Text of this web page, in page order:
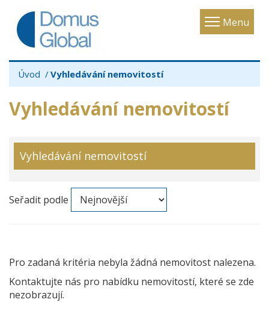
Menu
Toggle
Úvod Vyhledávání nemovitostí
Vyhledávání nemovitostí
Vyhledávání nemovitostí
Seřadit podle
Pro zadaná kritéria nebyla žádná nemovitost nalezena.
Kontaktujte nás pro nabídku nemovitostí, které se zde
nezobrazují.